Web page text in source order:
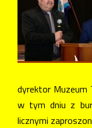
dyrektor Muzeum
w tym dniu z
licznymi